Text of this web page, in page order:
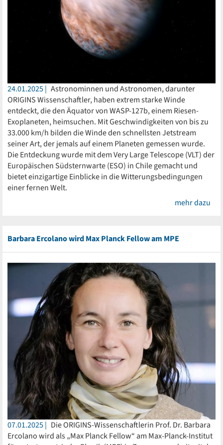
24.01.2025
Astronominnen und Astronomen, darunter
ORIGINS Wissenschaftler, haben extrem starke Winde
entdeckt, die den Äquator von WASP-127b, einem Riesen-
Exoplaneten, heimsuchen. Mit Geschwindigkeiten von bis zu
33.000 km/h bilden die Winde den schnellsten Jetstream
seiner Art, der jemals auf einem Planeten gemessen wurde.
Die Entdeckung wurde mit dem Very Large Telescope (VLT) der
Europäischen Südsternwarte (ESO) in Chile gemacht und
bietet einzigartige Einblicke in die Witterungsbedingungen
einer fernen Welt.
mehr dazu
Barbara Ercolano wird Max Planck Fellow am MPE
07.01.2025
Die ORIGINS-Wissenschaftlerin Prof. Dr. Barbara
Ercolano wird als „Max Planck Fellow“ am Max-Planck-Institut